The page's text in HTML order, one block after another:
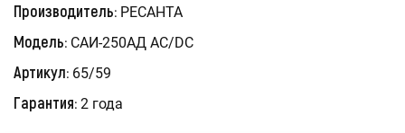
Производитель: РЕСАНТА
Модель: САИ-250АД AC/DC
Артикул: 65/59
Гарантия: 2 года